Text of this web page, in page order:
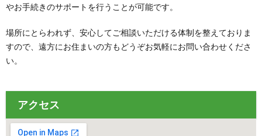
やお手続きのサポートを行うことが可能です。
場所にとらわれず、安心してご相談いただける体制を整えておりま
すので、遠方にお住まいの方もどうぞお気軽にお問い合わせくださ
い。
アクセス